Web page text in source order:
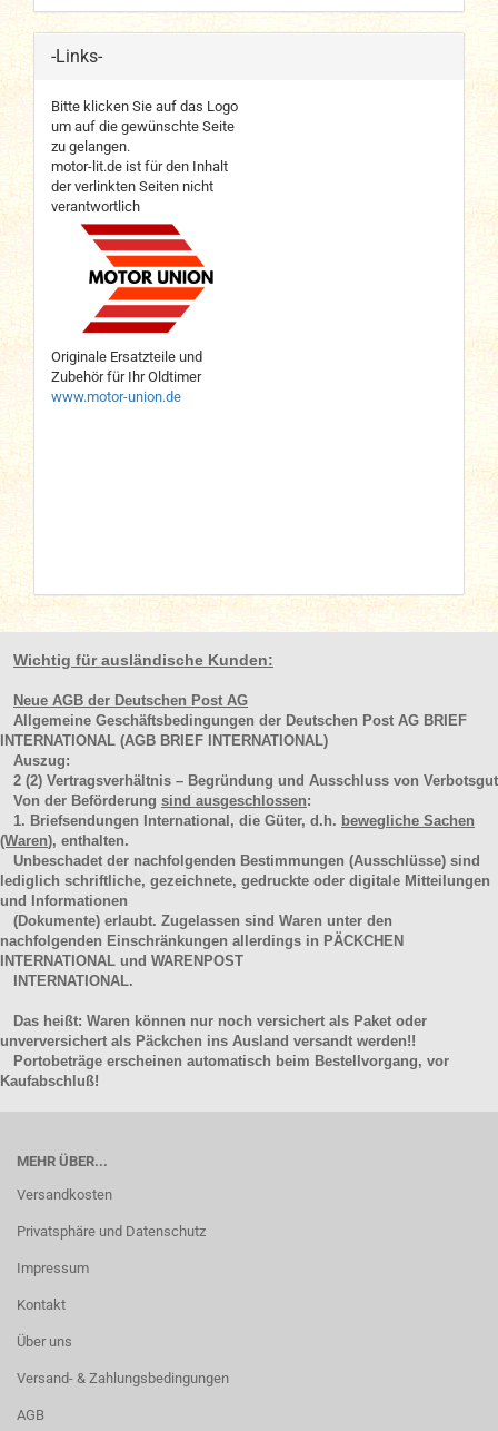
-Links-
Bitte klicken Sie auf das Logo
um auf die gewünschte Seite
zu gelangen.
motor-lit.de ist für den Inhalt
der verlinkten Seiten nicht
verantwortlich
Originale Ersatzteile und
Zubehör für Ihr Oldtimer
www.motor-union.de
Wichtig für ausländische Kunden:
Neue AGB der Deutschen Post AG
Allgemeine Geschäftsbedingungen der Deutschen Post AG BRIEF
INTERNATIONAL (AGB BRIEF INTERNATIONAL)
Auszug:
2 (2) Vertragsverhältnis – Begründung und Ausschluss von Verbotsgut
Von der Beförderung sind ausgeschlossen:
1. Briefsendungen International, die Güter, d.h. bewegliche Sachen
(Waren), enthalten.
Unbeschadet der nachfolgenden Bestimmungen (Ausschlüsse) sind
lediglich schriftliche, gezeichnete, gedruckte oder digitale Mitteilungen
und Informationen
(Dokumente) erlaubt. Zugelassen sind Waren unter den
nachfolgenden Einschränkungen allerdings in PÄCKCHEN
INTERNATIONAL und WARENPOST
INTERNATIONAL.
Das heißt: Waren können nur noch versichert als Paket oder
unverversichert als Päckchen ins Ausland versandt werden!!
Portobeträge erscheinen automatisch beim Bestellvorgang, vor
Kaufabschluß!
MEHR ÜBER...
Versandkosten
Privatsphäre und Datenschutz
Impressum
Kontakt
Über uns
Versand- & Zahlungsbedingungen
AGB